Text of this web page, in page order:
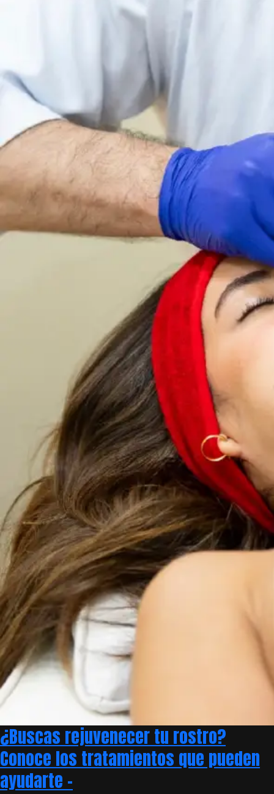
¿Buscas rejuvenecer tu rostro?
Conoce los tratamientos que pueden
ayudarte –